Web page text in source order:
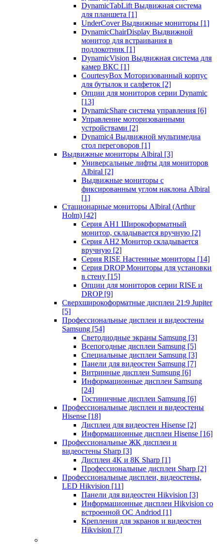
DynamicTabLift Выдвижная система
для планшета [1]
UnderCover Выдвижные мониторы [1]
DynamicChairDisplay Выдвижной
монитор для встраивания в
подлокотник [1]
DynamicVision Выдвижная система для
камер ВКС [1]
CourtesyBox Моторизованный корпус
для бутылок и салфеток [2]
Опции для мониторов серии Dynamic
[13]
DynamicShare система управления [6]
Управление моторизованными
устройствами [2]
Dynamic4 Выдвижной мультимедиа
стол переговоров [1]
Выдвижные мониторы Albiral [3]
Универсальные лифты для мониторов
Albiral [2]
Выдвижные мониторы с
фиксированным углом наклона Albiral
[1]
Стационарные мониторы Albiral (Arthur
Holm) [42]
Серия AH1 Широкоформатный
монитор, складывается вручную [2]
Серия AH2 Монитор складывается
вручную [2]
Серия RISE Настенные мониторы [14]
Серия DROP Мониторы для установки
в стену [15]
Опции для мониторов серии RISE и
DROP [9]
Сверхширокоформатные дисплеи 21:9 Jupiter
[5]
Профессиональные дисплеи и видеостены
Samsung [54]
Светодиодные экраны Samsung [3]
Всепогодные дисплеи Samsung [5]
Специальные дисплеи Samsung [3]
Панели для видеостен Samsung [7]
Витринные дисплеи Sumsung [6]
Информационные дисплеи Samsung
[24]
Гостиничные дисплеи Samsung [6]
Профессиональные дисплеи и видеостены
Hisense [18]
Дисплеи для видеостен Hisense [2]
Информационные дисплеи Hisense [16]
Профессиональные ЖК дисплеи и
видеостены Sharp [3]
Дисплеи 4K и 8K Sharp [1]
Профессиональные дисплеи Sharp [2]
Профессиональные дисплеи, видеостены,
LED Hikvision [11]
Панели для видеостен Hikvision [3]
Информационные дисплеи Hikvision со
встроенной ОС Andriod [1]
Крепления для экранов и видеостен
Hikvision [7]